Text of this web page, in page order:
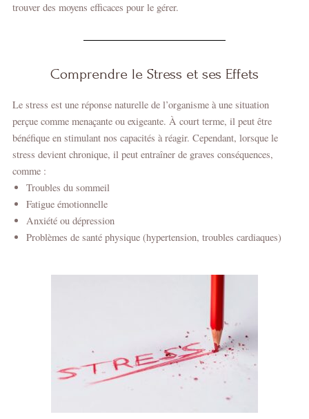
trouver des moyens efficaces pour le gérer.
Comprendre le Stress et ses Effets
Le stress est une réponse naturelle de l’organisme à une situation
perçue comme menaçante ou exigeante. À court terme, il peut être
bénéfique en stimulant nos capacités à réagir. Cependant, lorsque le
stress devient chronique, il peut entraîner de graves conséquences,
comme :
Troubles du sommeil
Fatigue émotionnelle
Anxiété ou dépression
Problèmes de santé physique (hypertension, troubles cardiaques)